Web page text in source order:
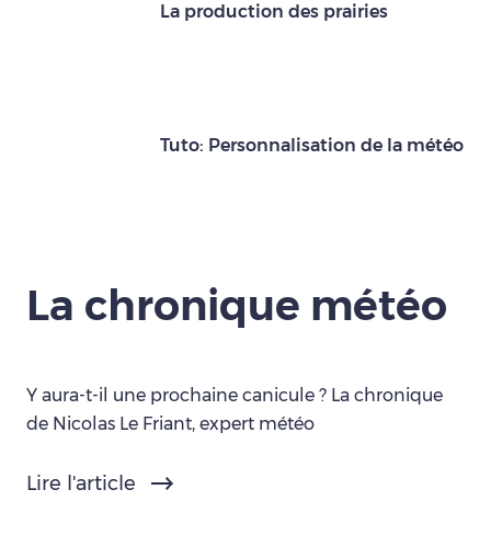
La production des prairies
Tuto: Personnalisation de la météo
La chronique météo
Y aura-t-il une prochaine canicule ? La chronique
de Nicolas Le Friant, expert météo
Lire l'article